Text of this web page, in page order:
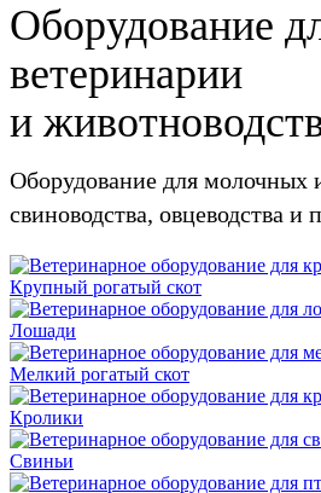
Оборудование
ветеринарии
и
Оборудование для молочных
свиноводства, овцеводства и
Крупный рогатый скот
Лошади
Мелкий рогатый скот
Кролики
Свиньи